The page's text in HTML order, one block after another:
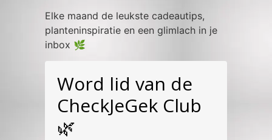
Elke maand de leukste cadeautips,
planteninspiratie en een glimlach in je
inbox 🌿
Word lid van de
CheckJeGek Club
🌿